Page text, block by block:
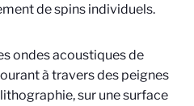
de spins individuels.
ondes acoustiques de
à travers des peignes
sur une surface